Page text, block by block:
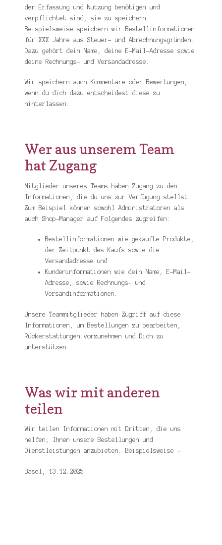
der Erfassung und Nutzung benötigen und
verpflichtet sind, sie zu speichern.
Beispielsweise speichern wir Bestellinformationen
für XXX Jahre aus Steuer- und Abrechnungsgründen.
Dazu gehört dein Name, deine E-Mail-Adresse sowie
deine Rechnungs- und Versandadresse.
Wir speichern auch Kommentare oder Bewertungen,
wenn du dich dazu entscheidest diese zu
hinterlassen.
Wer aus unserem Team
hat Zugang
Mitglieder unseres Teams haben Zugang zu den
Informationen, die du uns zur Verfügung stellst.
Zum Beispiel können sowohl Administratoren als
auch Shop-Manager auf Folgendes zugreifen:
Bestellinformationen wie gekaufte Produkte,
der Zeitpunkt des Kaufs sowie die
Versandadresse und
Kundeninformationen wie dein Name, E-Mail-
Adresse, sowie Rechnungs- und
Versandinformationen.
Unsere Teammitglieder haben Zugriff auf diese
Informationen, um Bestellungen zu bearbeiten,
Rückerstattungen vorzunehmen und Dich zu
unterstützen.
Was wir mit anderen
teilen
Wir teilen Informationen mit Dritten, die uns
helfen, Ihnen unsere Bestellungen und
Dienstleistungen anzubieten. Beispielsweise —
Basel, 13.12.2025